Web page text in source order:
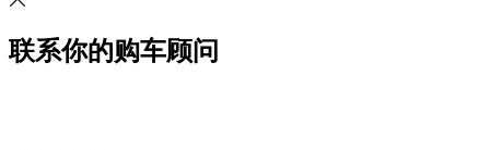
联系你的购车顾问